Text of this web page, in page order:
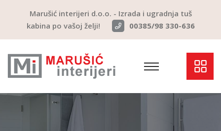
Marušić interijeri d.o.o. - Izrada i ugradnja tuš
kabina po vašoj želji!
00385/98 330-636